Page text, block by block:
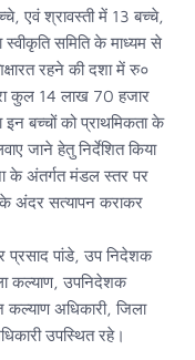
एवं श्रावस्ती में 13 बच्चे,
समिति के माध्यम से
रहने की दशा में रु०
कुल 14 लाख 70 हजार
इन बच्चों को प्राथमिकता के
जाने हेतु निर्देशित किया
के अंतर्गत मंडल स्तर पर
अंदर सत्यापन कराकर
पांडे, उप निदेशक
कल्याण, उपनिदेशक
अधिकारी, जिला
उपस्थित रहे।